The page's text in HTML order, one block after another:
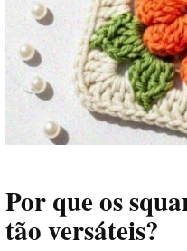
Por que os
tão versáteis?